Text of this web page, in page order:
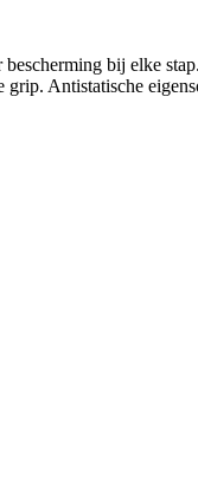
bij elke
Antistatische